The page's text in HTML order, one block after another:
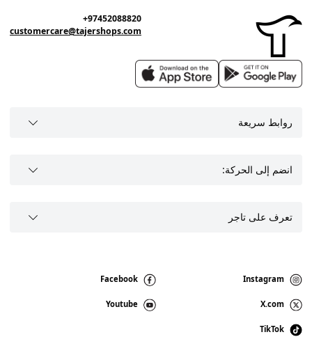
+97452088820
customercare@tajershops.com
روابط سريعة
انضم إلى الحركة:
تعرف على تاجر
Instagram
Facebook
X.com
Youtube
TikTok